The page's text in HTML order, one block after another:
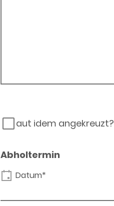
aut idem angekreuzt?
Abholtermin
Datum*